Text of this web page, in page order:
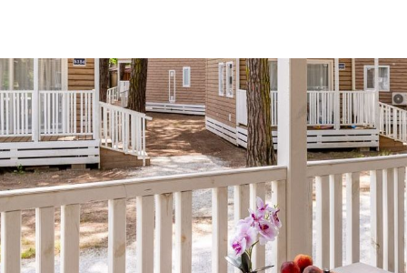
Strände
Animation
Restaurants
Spina Adventures